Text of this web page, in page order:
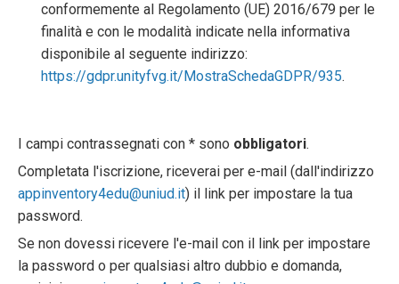
conformemente al Regolamento (UE) 2016/679 per le
finalità e con le modalità indicate nella informativa
disponibile al seguente indirizzo:
https://gdpr.unityfvg.it/MostraSchedaGDPR/935.
I campi contrassegnati con * sono obbligatori.
Completata l'iscrizione, riceverai per e-mail (dall'indirizzo
appinventory4edu@uniud.it) il link per impostare la tua
password.
Se non dovessi ricevere l'e-mail con il link per impostare
la password o per qualsiasi altro dubbio e domanda,